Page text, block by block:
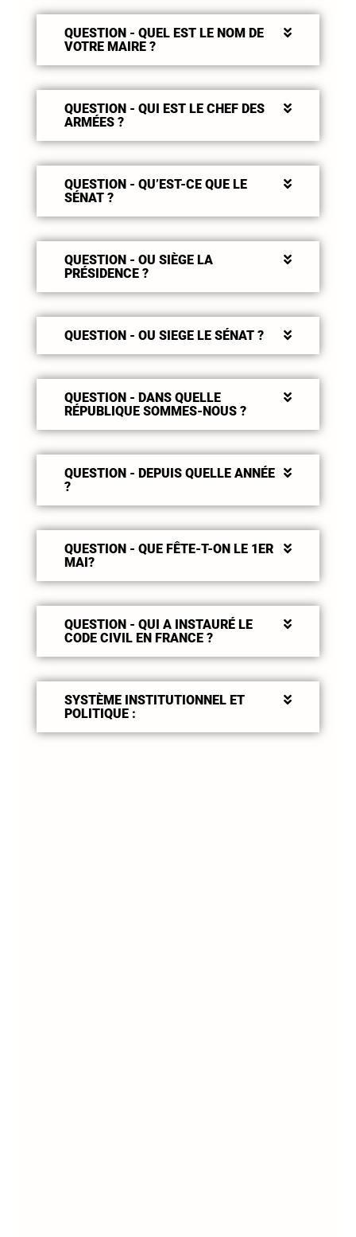
QUESTION - QUEL EST LE NOM DE
VOTRE MAIRE ?
QUESTION - QUI EST LE CHEF DES
ARMÉES ?
QUESTION - QU’EST-CE QUE LE
SÉNAT ?
QUESTION - OU SIÈGE LA
PRÉSIDENCE ?
QUESTION - OU SIEGE LE SÉNAT ?
QUESTION - DANS QUELLE
RÉPUBLIQUE SOMMES-NOUS ?
QUESTION - DEPUIS QUELLE ANNÉE
?
QUESTION - QUE FÊTE-T-ON LE 1ER
MAI?
QUESTION - QUI A INSTAURÉ LE
CODE CIVIL EN FRANCE ?
SYSTÈME INSTITUTIONNEL ET
POLITIQUE :